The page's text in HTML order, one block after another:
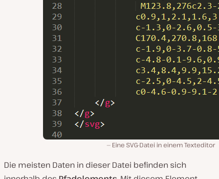
Eine SVG-Datei in einem Texteditor
Die meisten Daten in dieser Datei befinden sich